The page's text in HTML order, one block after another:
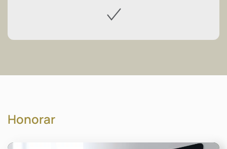
Honorar